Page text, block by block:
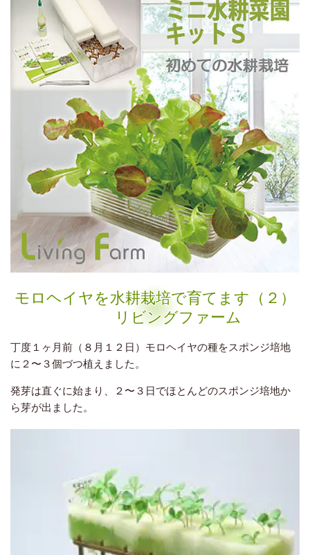
モロヘイヤを水耕栽培で育てます（２）
リビングファーム
丁度１ヶ月前（８月１２日）モロヘイヤの種をスポンジ培地
に２〜３個づつ植えました。
発芽は直ぐに始まり、２〜３日でほとんどのスポンジ培地か
ら芽が出ました。